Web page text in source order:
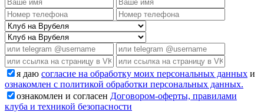
я даю согласие на обработку моих персональных данных и
ознакомлен с политикой обработки персональных данных.
ознакомлен и согласен Договором-оферты, правилами
клуба и техникой безопасности